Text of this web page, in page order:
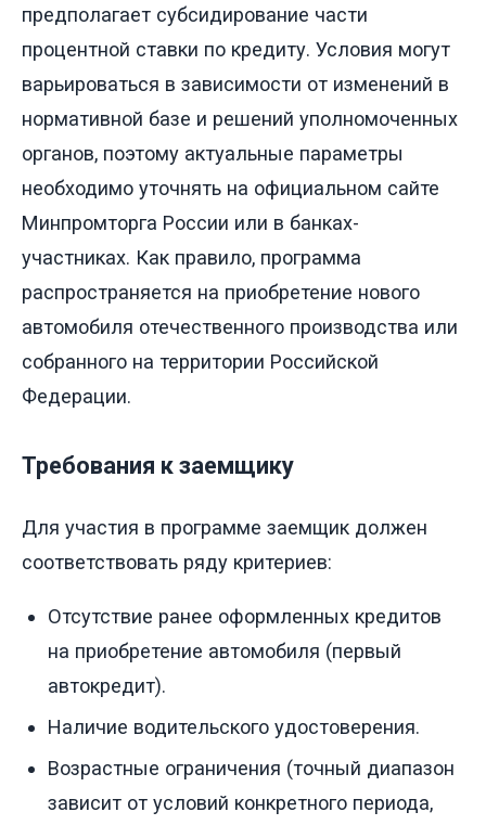
предполагает субсидирование части
процентной ставки по кредиту. Условия могут
варьироваться в зависимости от изменений в
нормативной базе и решений уполномоченных
органов, поэтому актуальные параметры
необходимо уточнять на официальном сайте
Минпромторга России или в банках-
участниках. Как правило, программа
распространяется на приобретение нового
автомобиля отечественного производства или
собранного на территории Российской
Федерации.
Требования к заемщику
Для участия в программе заемщик должен
соответствовать ряду критериев:
Отсутствие ранее оформленных кредитов
на приобретение автомобиля (первый
автокредит).
Наличие водительского удостоверения.
Возрастные ограничения (точный диапазон
зависит от условий конкретного периода,